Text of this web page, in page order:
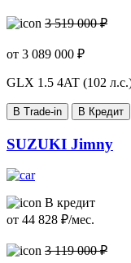
3 519 000 ₽
от 3 089 000 ₽
GLX 1.5 4AT (102
В Trade-in В Кредит
SUZUKI Jimny
В кредит
от 44 828 ₽/мес.
3 119 000 ₽